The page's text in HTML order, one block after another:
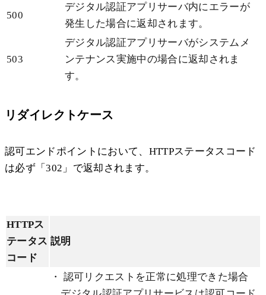
500
デジタル認証アプリサーバ内にエラーが
発生した場合に返却されます。
503
デジタル認証アプリサーバがシステムメ
ンテナンス実施中の場合に返却されま
す。
リダイレクトケース
認可エンドポイントにおいて、HTTPステータスコード
は必ず「302」で返却されます。
HTTPス
テータス
コード
説明
・ 認可リクエストを正常に処理できた場合